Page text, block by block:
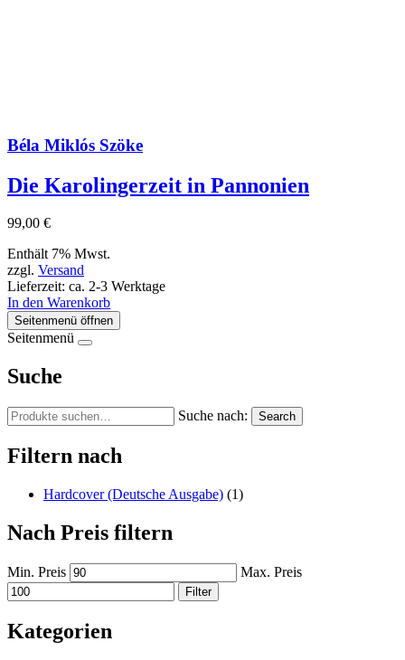
Béla Miklós Szöke
Die Karolingerzeit in Pannonien
99,00 €
Enthält 7% Mwst.
zzgl. Versand
Lieferzeit: ca. 2-3 Werktage
In den Warenkorb
Seitenmenü öffnen
Seitenmenü
Suche
Suche nach: Search
Filtern nach
Hardcover (Deutsche Ausgabe) (1)
Nach Preis filtern
Min. Preis Max. Preis
Filter
Kategorien